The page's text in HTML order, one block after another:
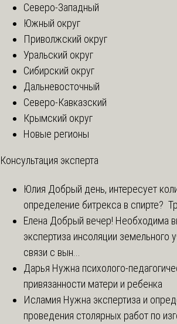
Северо-Западный
Южный округ
Приволжский округ
Уральский округ
Сибирский округ
Дальневосточный
Северо-Кавказский
Крымский округ
Новые регионы
Консультация эксперта
Юлия Добрый день, интересует
определение битрекса в спирте?
Елена Добрый вечер! Необходима
экспертиза инсоляции земельного
связи с вын...
Дарья Нужна психолого-
привязанности матери и ребенка
Исламия Нужна экспертиза и
проведения столярных работ по